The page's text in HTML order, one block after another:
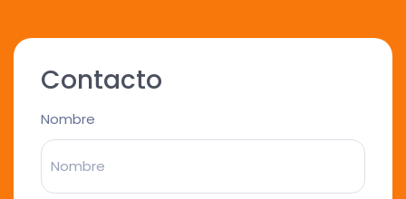
Contacto
Nombre